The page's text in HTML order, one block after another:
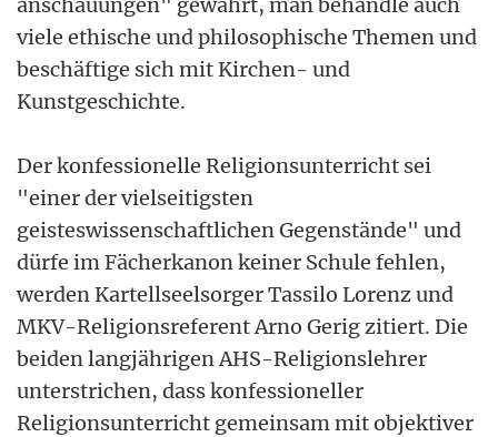
viele ethische und philosophische Themen und
beschäftige sich mit Kirchen- und
Kunstgeschichte.
Der konfessionelle Religionsunterricht sei
"einer der vielseitigsten
geisteswissenschaftlichen Gegenstände" und
dürfe im Fächerkanon keiner Schule fehlen,
werden Kartellseelsorger Tassilo Lorenz und
MKV-Religionsreferent Arno Gerig zitiert. Die
beiden langjährigen AHS-Religionslehrer
unterstrichen, dass konfessioneller
Religionsunterricht gemeinsam mit objektiver